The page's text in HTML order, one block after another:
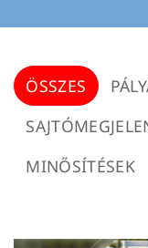
ÖSSZES
MINŐSÍTÉSEK